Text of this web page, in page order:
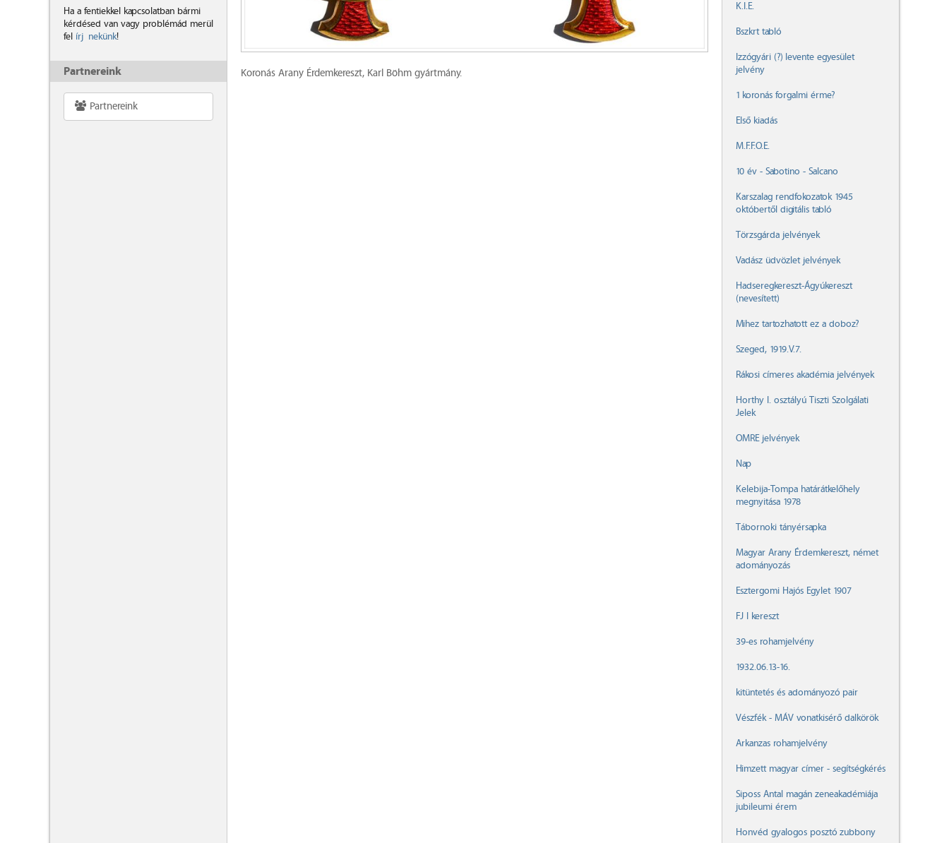
Ha a fentiekkel kapcsolatban bármi
kérdésed van vagy problémád merül
fel írj nekünk!
Partnereink
Partnereink
Koronás Arany Érdemkereszt, Karl Böhm gyártmány.
K.I.E.
Bszkrt tabló
Izzógyári (?) levente egyesület
jelvény
1 koronás forgalmi érme?
Első kiadás
M.F.F.O.E.
10 év - Sabotino - Salcano
Karszalag rendfokozatok 1945
októbertől digitális tabló
Törzsgárda jelvények
Vadász üdvözlet jelvények
Hadseregkereszt-Ágyúkereszt
(nevesített)
Mihez tartozhatott ez a doboz?
Szeged, 1919.V.7.
Rákosi címeres akadémia jelvények
Horthy I. osztályú Tiszti Szolgálati
Jelek
OMRE jelvények
Nap
Kelebija-Tompa határátkelőhely
megnyitása 1978
Tábornoki tányérsapka
Magyar Arany Érdemkereszt, német
adományozás
Esztergomi Hajós Egylet 1907
FJ I kereszt
39-es rohamjelvény
1932.06.13-16.
kitüntetés és adományozó pair
Vészfék - MÁV vonatkisérő dalkörök
Arkanzas rohamjelvény
Himzett magyar címer - segítségkérés
Siposs Antal magán zeneakadémiája
jubileumi érem
Honvéd gyalogos posztó zubbony